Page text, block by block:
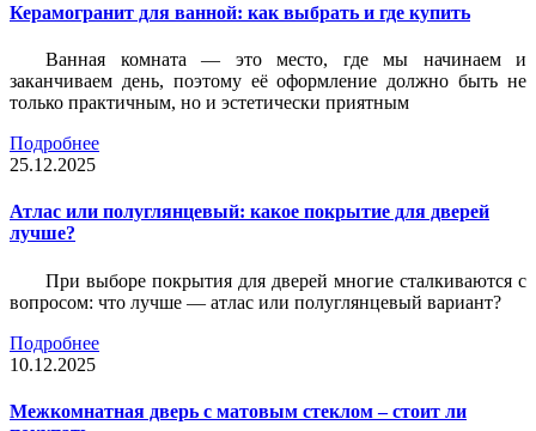
Керамогранит для ванной: как выбрать и где купить
Ванная комната — это место, где мы начинаем и
заканчиваем день, поэтому её оформление должно быть не
только практичным, но и эстетически приятным
Подробнее
25.12.2025
Атлас или полуглянцевый: какое покрытие для дверей
лучше?
При выборе покрытия для дверей многие сталкиваются с
вопросом: что лучше — атлас или полуглянцевый вариант?
Подробнее
10.12.2025
Межкомнатная дверь с матовым стеклом – стоит ли